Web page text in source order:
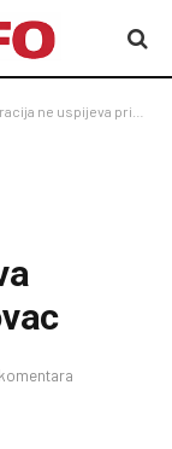
prikupiti planirani novac